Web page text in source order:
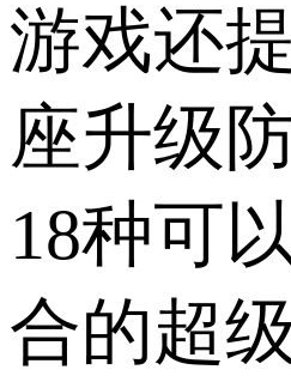
游戏还
座升级
18种可
合的超